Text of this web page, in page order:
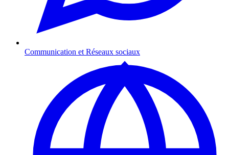
Communication et Réseaux sociaux